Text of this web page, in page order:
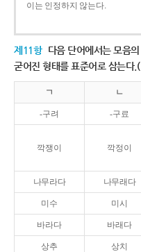
이는 인정하지 않는다.
제11항 다음 단어에서는 모음
굳어진 형태를 표준어로 삼는다
ㄱ ㄴ
-구려 -구료
깍쟁이 깍정이
나무라다 나무래다
미수 미시
바라다 바래다
상추 상치